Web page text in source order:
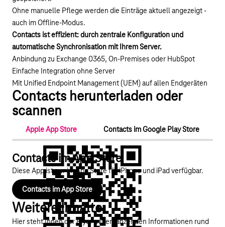
Ohne manuelle Pflege werden die Einträge aktuell angezeigt -
auch im Offline-Modus.
Contacts ist effizient: durch zentrale Konfiguration und
automatische Synchronisation mit Ihrem Server.
Anbindung zu Exchange 0365, On-Premises oder HubSpot
Einfache Integration ohne Server
Mit Unified Endpoint Management (UEM)auf allen Endgeräten
Contacts herunterladen oder
scannen
Apple App Store Contacts im Google Play Store
Contacts im App Store
Diese App ist nur im App Store für iPhone und iPad verfügbar.
Contacts im App Store
Weitere Inhalte
Hier steht Ihnen der Flyer mit ergänzenden Informationen rund